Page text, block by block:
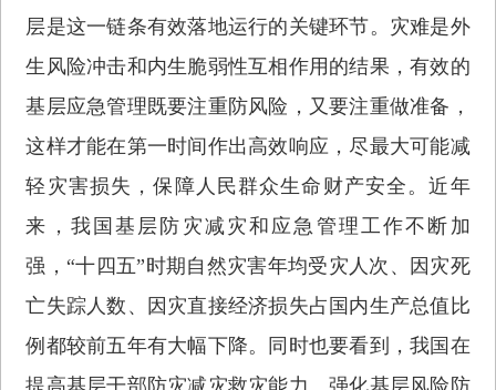
层是这一链条有效落地运行的关键环节。灾难是外
生风险冲击和内生脆弱性互相作用的结果，有效的
基层应急管理既要注重防风险，又要注重做准备，
这样才能在第一时间作出高效响应，尽最大可能减
轻灾害损失，保障人民群众生命财产安全。近年
来，我国基层防灾减灾和应急管理工作不断加
强，“十四五”时期自然灾害年均受灾人次、因灾死
亡失踪人数、因灾直接经济损失占国内生产总值比
例都较前五年有大幅下降。同时也要看到，我国在
提高基层干部防灾减灾救灾能力、强化基层风险防